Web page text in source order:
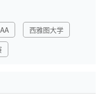
西雅图大学